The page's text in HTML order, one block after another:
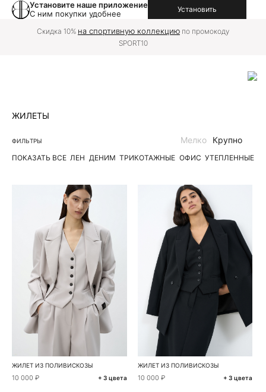
Установите наше приложение
С ним покупки удобнее
Установить
Скидка 10% на спортивную коллекцию по промокоду
SPORT10
ЖИЛЕТЫ
ФИЛЬТРЫ
ПОКАЗАТЬ ВСЕ ЛЕН ДЕНИМ ТРИКОТАЖНЫЕ ОФИС УТЕПЛЕННЫЕ
Мелко Крупно
ЖИЛЕТ ИЗ ПОЛИВИСКОЗЫ
10 000 ₽ + 3 цвета
ЖИЛЕТ ИЗ ПОЛИВИСКОЗЫ
10 000 ₽ + 3 цвета